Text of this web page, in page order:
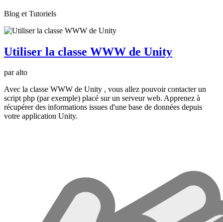
Blog et Tutoriels
Utiliser la classe WWW de Unity
par alto
Avec la classe WWW de Unity , vous allez pouvoir contacter un
script php (par exemple) placé sur un serveur web. Apprenez à
récupérer des informations issues d'une base de données depuis
votre application Unity.